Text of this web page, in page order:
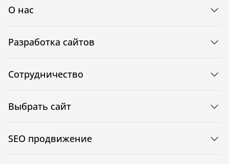
О нас
Разработка сайтов
Сотрудничество
Выбрать сайт
SEO продвижение